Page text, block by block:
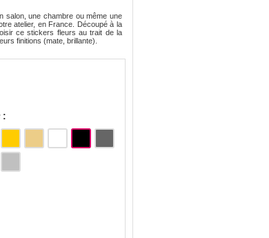
salon, une chambre ou même une
atelier, en France. Découpé à la
ce stickers fleurs au trait de la
finitions (mate, brillante).
: